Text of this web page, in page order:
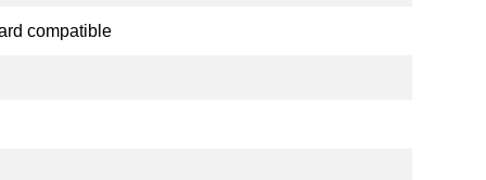
compatible